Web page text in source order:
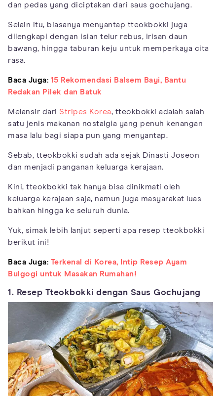
dan pedas yang diciptakan dari saus gochujang.
Selain itu, biasanya menyantap tteokbokki juga
dilengkapi dengan isian telur rebus, irisan daun
bawang, hingga taburan keju untuk memperkaya cita
rasa.
Baca Juga: 15 Rekomendasi Balsem Bayi, Bantu
Redakan Pilek dan Batuk
Melansir dari Stripes Korea, tteokbokki adalah salah
satu jenis makanan nostalgia yang penuh kenangan
masa lalu bagi siapa pun yang menyantap.
Sebab, tteokbokki sudah ada sejak Dinasti Joseon
dan menjadi panganan keluarga kerajaan.
Kini, tteokbokki tak hanya bisa dinikmati oleh
keluarga kerajaan saja, namun juga masyarakat luas
bahkan hingga ke seluruh dunia.
Yuk, simak lebih lanjut seperti apa resep tteokbokki
berikut ini!
Baca Juga: Terkenal di Korea, Intip Resep Ayam
Bulgogi untuk Masakan Rumahan!
1. Resep Tteokbokki dengan Saus Gochujang